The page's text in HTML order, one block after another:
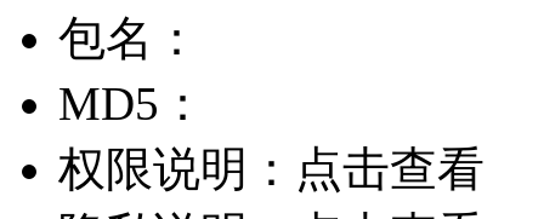
包名：
MD5：
权限说明： 点击查看